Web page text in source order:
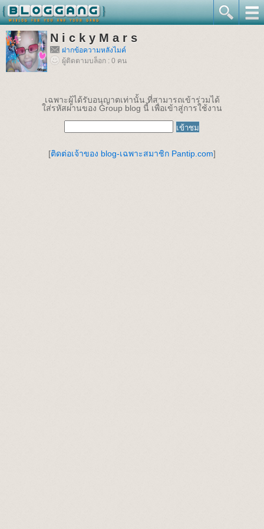
N i c k y M a r s
ฝากข้อความหลังไมค์
ผู้ติดตามบล็อก : 0 คน
เฉพาะผู้ได้รับอนุญาตเท่านั้น ที่สามารถเข้าร่วมได้
ใส่รหัสผ่านของ Group blog นี้ เพื่อเข้าสู่การใช้งาน
[ติดต่อเจ้าของ blog-เฉพาะสมาชิก Pantip.com]